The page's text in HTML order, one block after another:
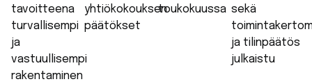
tavoitteena
turvallisempi
ja
vastuullisempi
rakentaminen
yhtiökokouksen
päätökset
toukokuussa sekä
ja tilinpäätös
julkaistu